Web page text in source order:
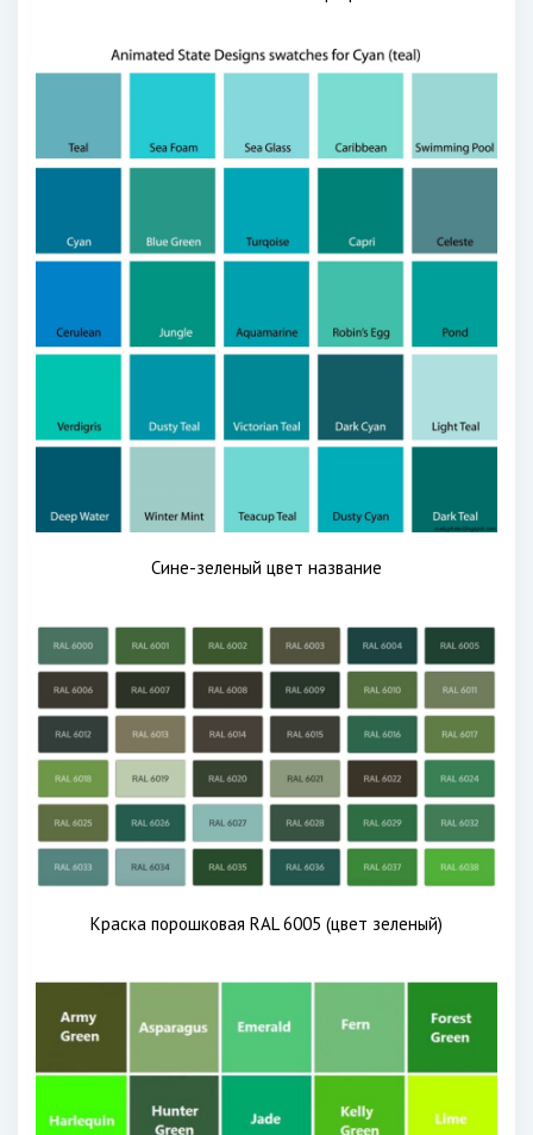
Сине-зеленый цвет название
Краска порошковая RAL 6005 (цвет зеленый)